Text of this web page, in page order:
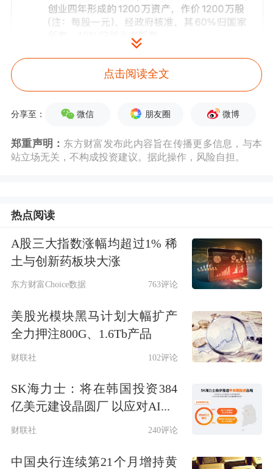
点击阅读全文
分享至： 微信 朋友圈 微博
郑重声明： 东方财富发布此内容旨在传播更多信息，与本
站立场无关，不构成投资建议。据此操作，风险自担。
热点阅读
A股三大指数涨幅均超过1% 稀
土与创新药板块大涨
东方财富Choice数据 763评论
美股光模块黑马计划大幅扩产
全力押注800G、1.6Tb产品
财联社 102评论
SK海力士：将在韩国投资384
亿美元建设晶圆厂 以应对AI...
财联社 240评论
中国央行连续第21个月增持黄